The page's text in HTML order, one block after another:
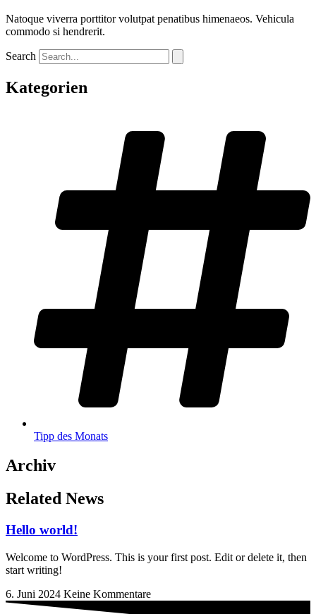
Natoque viverra porttitor volutpat penatibus himenaeos. Vehicula
commodo si hendrerit.
Search
Kategorien
Tipp des Monats
Archiv
Related News
Hello world!
Welcome to WordPress. This is your first post. Edit or delete it, then
start writing!
6. Juni 2024 Keine Kommentare